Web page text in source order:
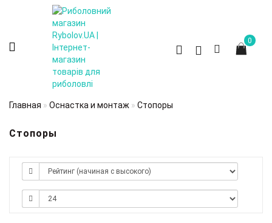
0
Главная Оснастка и монтаж Стопоры
Стопоры